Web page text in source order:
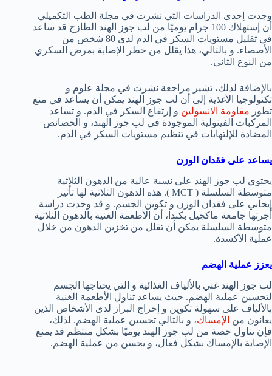
وجدت إحدى الدراسات التي نشرت في مجلة الطب التكميلي
أن إستهلاك 100 جرام يوميًا من لب جوز الهند الطازج قد ساعد
في تقليل مستويات السكر في الدم لدى 80 شخص من
الأصصاء. و بالتالي، هذا يقلل من خطر الإصابة بمرض السكري
من النوع الثاني.
بالإضافة لذلك، تشير مراجعة نشرت في مجلة علوم و
تكنولوجيا الأغذية إلى أن لب جوز الهند يمكن أن يساعد في منع
تطور مقاومة الانسولين و إرتفاع السكر في الدم. و تساعد
المركبات الفينولية الموجودة في لب جوز الهند، و الخصائص
المضادة للإلتهابات في تنظيم مستويات السكر في الدم.
يساعد على فقدان الوزن
يحتوي لب جوز الهند على نسبة عالية من الدهون الثلاثية
متوسطة السلسلة ( MCT ). هذه الدهون الثلاثية لها تأثير
إيجابي على فقدان الوزن و تكوين الجسم. و قد وجدت دراسة
أجرتها جامعة ماكجيل بكندا، أن الأطعمة الغنية بالدهون الثلاثية
متوسطة السلسلة يمكن أن تقلل من تخزين الدهون من خلال
عملية الأكسدة.
يعزز عملية الهضم
لب جوز الهند غني بالألياف الغذائية و التي يحتاجها الجسم
لتحسين عملية الهضم. حيث يساعد تناول الأطعمة الغنية
بالألياف على سهولة تكوين و إخراج البراز لدى الأشخاص الذين
يعانون من الإمساك، و بالتالي تحسين عملية الهضم. لذلك،
فإن تناول حصة من لب جوز الهند يوميًا بشكل منتظم قد يمنع
الإصابة بالإمساك بشكل فعال، و يحسن من عملية الهضم.